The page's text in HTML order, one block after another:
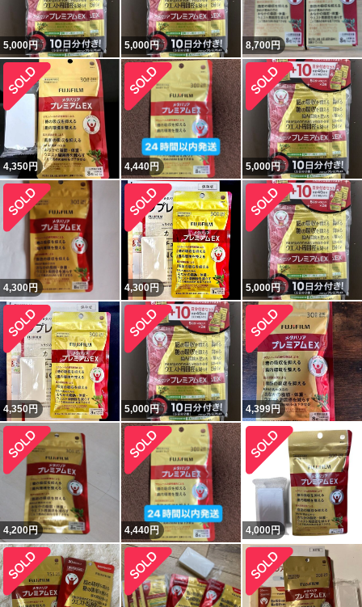
5,000円 5,000円 8,700円
4,350円 4,440円 5,000円
4,300円 4,300円 5,000円
4,350円 5,000円 4,399円
4,200円 4,440円 4,000円